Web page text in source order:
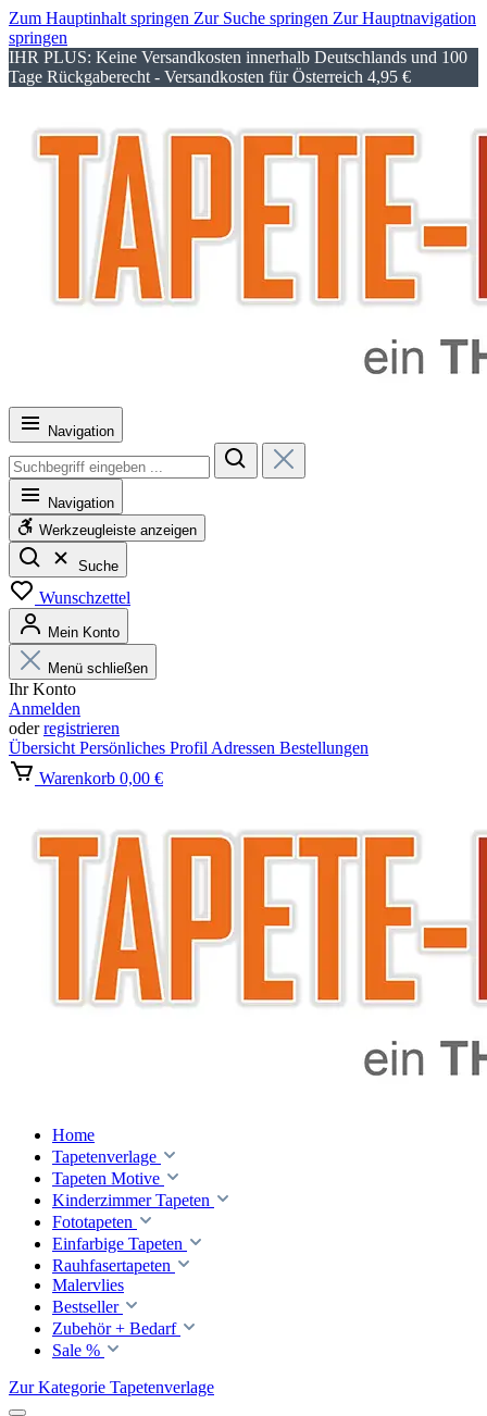
Zum Hauptinhalt springen Zur Suche springen Zur Hauptnavigation
springen
IHR PLUS: Keine Versandkosten innerhalb Deutschlands und 100
Tage Rückgaberecht - Versandkosten für Österreich 4,95 €
Navigation
Navigation
Werkzeugleiste anzeigen
Suche
Wunschzettel
Mein Konto
Menü schließen
Ihr Konto
Anmelden
oderregistrieren
Übersicht Persönliches Profil Adressen Bestellungen
Warenkorb 0,00 €
Home
Tapetenverlage
Tapeten Motive
Kinderzimmer Tapeten
Fototapeten
Einfarbige Tapeten
Rauhfasertapeten
Malervlies
Bestseller
Zubehör + Bedarf
Sale %
Zur Kategorie Tapetenverlage